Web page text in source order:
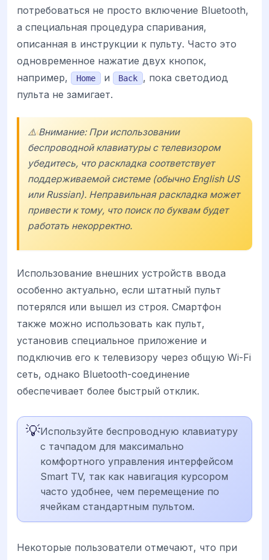
потребоваться не просто включение Bluetooth,
а специальная процедура спаривания,
описанная в инструкции к пульту. Часто это
одновременное нажатие двух кнопок,
например,
Home и Back
, пока светодиод
пульта не замигает.
⚠️ Внимание: При использовании
беспроводной клавиатуры с телевизором
убедитесь, что раскладка соответствует
поддерживаемой системе (обычно English US
или Russian). Неправильная раскладка может
привести к тому, что поиск по буквам будет
работать некорректно.
Использование внешних устройств ввода
особенно актуально, если штатный пульт
потерялся или вышел из строя. Смартфон
также можно использовать как пульт,
установив специальное приложение и
подключив его к телевизору через общую Wi-Fi
сеть, однако Bluetooth-соединение
обеспечивает более быстрый отклик.
💡Используйте беспроводную клавиатуру
с тачпадом для максимально
комфортного управления интерфейсом
Smart TV, так как навигация курсором
часто удобнее, чем перемещение по
ячейкам стандартным пультом.
Некоторые пользователи отмечают, что при